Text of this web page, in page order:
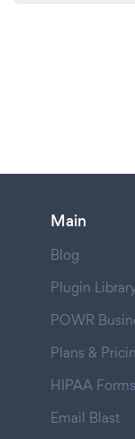
Main
Blog
Plugin
POWR
Plans &
HIPAA Forms
Email Blast